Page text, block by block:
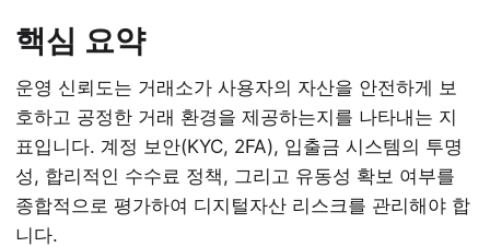
핵심 요약
운영 신뢰도는 거래소가 사용자의 자산을 안전하게 보
호하고 공정한 거래 환경을 제공하는지를 나타내는 지
표입니다. 계정 보안(KYC, 2FA), 입출금 시스템의 투명
성, 합리적인 수수료 정책, 그리고 유동성 확보 여부를
종합적으로 평가하여 디지털자산 리스크를 관리해야 합
니다.